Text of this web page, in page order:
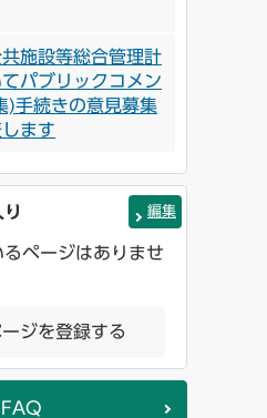
共施設等総合管理計
パブリックコメン
)手続きの意見募集
ます
編集
ページはありませ
ジを登録する
FAQ